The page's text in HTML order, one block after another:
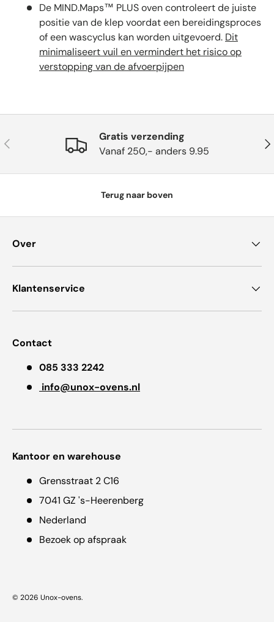
De MIND.Maps™ PLUS oven controleert de juiste
positie van de klep voordat een bereidingsproces
of een wascyclus kan worden uitgevoerd. Dit
minimaliseert vuil en vermindert het risico op
verstopping van de afvoerpijpen
Vorige
Gratis verzending
Vanaf 250,- anders 9.95
Terug naar boven
Over
Klantenservice
Contact
085 333 2242
info@unox-ovens.nl
Kantoor en warehouse
Grensstraat 2 C16
7041 GZ 's-Heerenberg
Nederland
Bezoek op afspraak
© 2026 Unox-ovens.